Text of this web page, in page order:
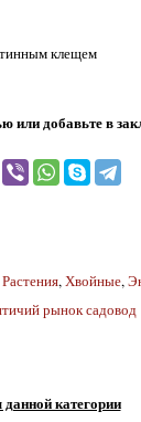
клещем
или добавьте в
Растения,Хвойные,
рынок садовод
категории